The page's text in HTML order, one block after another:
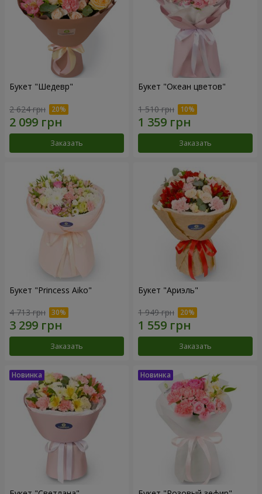
Букет "Шедевр"
2 624 грн
Заказать
Букет "Океан цветов"
1 510 грн
Заказать
Букет "Princess Aiko"
4 713 грн
Заказать
Букет "Ариэль"
1 949 грн
Заказать